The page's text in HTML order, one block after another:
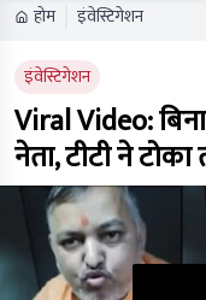
होम इंवेस्टिगेशन
इंवेस्टिगेशन
Viral Video:
नेता, टीटी ने